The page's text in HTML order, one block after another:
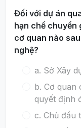
Đối với dự án
hạn chế chuyển
cơ quan nào
nghệ?
a. Sở Xây
b. Cơ quan
quyết định
c. Chủ đầu